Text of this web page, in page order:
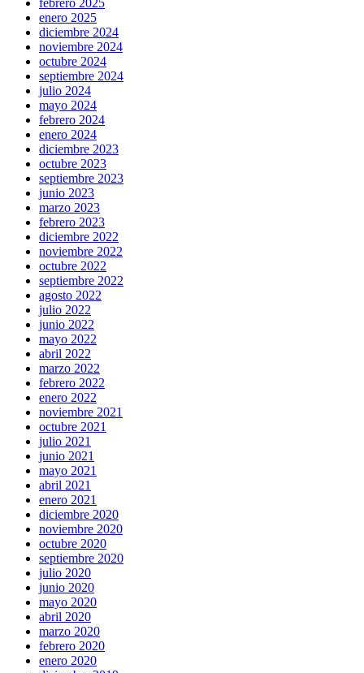
febrero 2025
enero 2025
diciembre 2024
noviembre 2024
octubre 2024
septiembre 2024
julio 2024
mayo 2024
febrero 2024
enero 2024
diciembre 2023
octubre 2023
septiembre 2023
junio 2023
marzo 2023
febrero 2023
diciembre 2022
noviembre 2022
octubre 2022
septiembre 2022
agosto 2022
julio 2022
junio 2022
mayo 2022
abril 2022
marzo 2022
febrero 2022
enero 2022
noviembre 2021
octubre 2021
julio 2021
junio 2021
mayo 2021
abril 2021
enero 2021
diciembre 2020
noviembre 2020
octubre 2020
septiembre 2020
julio 2020
junio 2020
mayo 2020
abril 2020
marzo 2020
febrero 2020
enero 2020